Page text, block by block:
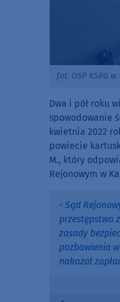
fot. OSP KSRG
Dwa i pół roku
spowodowanie
kwietnia 2022
powiecie
M., który
Rejonowym w
- Sąd
przestępstwa
zasady
pozbawienia
nakazał
Audio